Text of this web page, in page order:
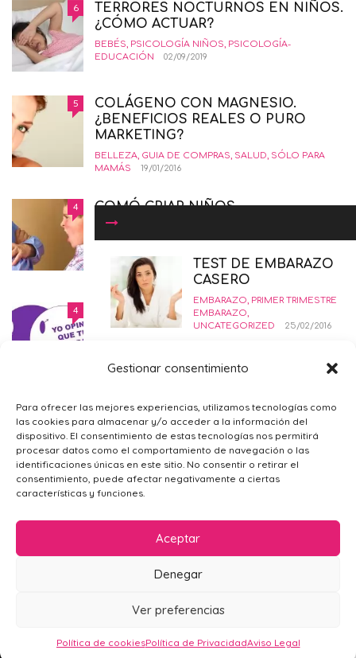
Gestionar consentimiento
Para ofrecer las mejores experiencias, utilizamos tecnologías como
las cookies para almacenar y/o acceder a la información del
dispositivo. El consentimiento de estas tecnologías nos permitirá
procesar datos como el comportamiento de navegación o las
identificaciones únicas en este sitio. No consentir o retirar el
consentimiento, puede afectar negativamente a ciertas
características y funciones.
Aceptar
Denegar
Ver preferencias
Política de cookiesPolítica de PrivacidadAviso Legal
TEST DE EMBARAZO
CASERO
EMBARAZO, PRIMER TRIMESTRE
EMBARAZO,
UNCATEGORIZED
25/02/2016
PAPELERIA DE
PERFECTA.
BAUTIZO 27/08/2019
PRIMEROS
SÍNTOMAS DE
ANTES DEL EMBARAZO,
EMBARAZO
CÓMO SABER SI
EMBARAZO
6
TERRORES NOCTURNOS EN NIÑOS.
¿CÓMO ACTUAR?
BEBÉS, PSICOLOGÍA NIÑOS, PSICOLOGÍA-
EDUCACIÓN
02/09/2019
5
COLÁGENO CON MAGNESIO.
¿BENEFICIOS REALES O PURO
MARKETING?
BELLEZA, GUIA DE COMPRAS, SALUD, SÓLO PARA
MAMÁS
19/01/2016
4
COMÓ CRIAR NIÑOS
INSORPOTABLES. LA GUÍA
DEFINITIVA.
EDUCANDO CON AMOR,INTERESANTE ,PSICOLOGÍA-
EDUCACIÓN
12/02/2015
4
DERECHO AL ABORTO LEGAL
SEGURO Y GRATUITO
4 ¿POR QUÉ ME SIENTO TRISTE?
PSICOLOGÍA GENERAL,SÓLO PARA
MAMÁS
09/02/2016
POLÍTICA DE COOKIES (UE)
Mamá en Apuros 2024